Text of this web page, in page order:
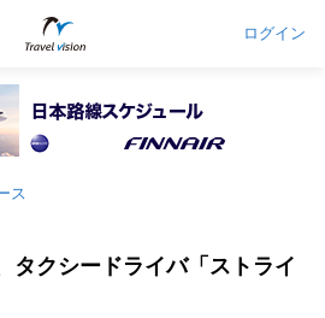
ログイン
ス
タクシードライバ「ストライ